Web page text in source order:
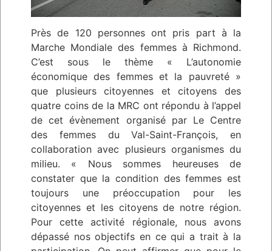
Près de 120 personnes ont pris part à la
Marche Mondiale des femmes à Richmond.
C’est sous le thème « L’autonomie
économique des femmes et la pauvreté »
que plusieurs citoyennes et citoyens des
quatre coins de la MRC ont répondu à l’appel
de cet évènement organisé par Le Centre
des femmes du Val-Saint-François, en
collaboration avec plusieurs organismes du
milieu. « Nous sommes heureuses de
constater que la condition des femmes est
toujours une préoccupation pour les
citoyennes et les citoyens de notre région.
Pour cette activité régionale, nous avons
dépassé nos objectifs en ce qui a trait à la